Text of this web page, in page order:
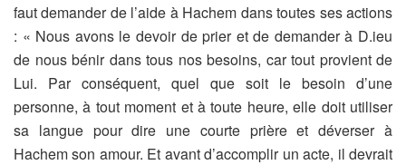
faut demander de l’aide à Hachem dans toutes ses actions
: « Nous avons le devoir de prier et de demander à D.ieu
de nous bénir dans tous nos besoins, car tout provient de
Lui. Par conséquent, quel que soit le besoin d’une
personne, à tout moment et à toute heure, elle doit utiliser
sa langue pour dire une courte prière et déverser à
Hachem son amour. Et avantd’accomplir un acte, il devrait